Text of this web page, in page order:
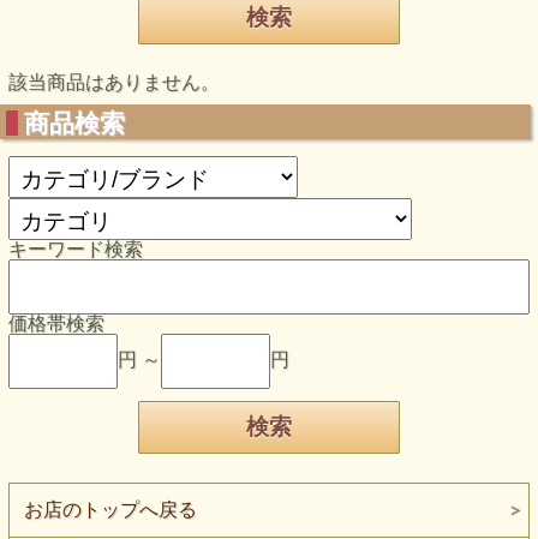
該当商品はありません。
商品検索
キーワード検索
価格帯検索
円 ～
円
お店のトップへ戻る